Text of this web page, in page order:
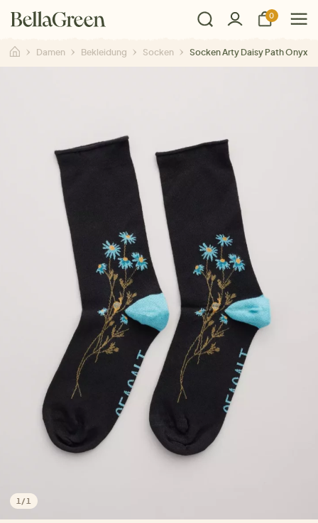
0
Damen Bekleidung Socken Socken Arty Daisy Path Onyx
1 / 1